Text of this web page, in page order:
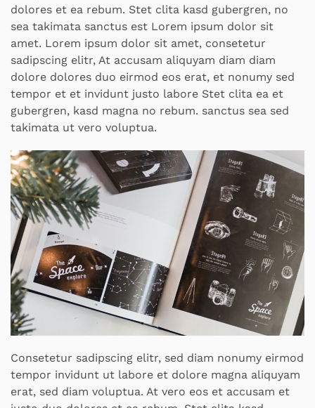
dolores et ea rebum. Stet clita kasd gubergren, no
sea takimata sanctus est Lorem ipsum dolor sit
amet. Lorem ipsum dolor sit amet, consetetur
sadipscing elitr, At accusam aliquyam diam diam
dolore dolores duo eirmod eos erat, et nonumy sed
tempor et et invidunt justo labore Stet clita ea et
gubergren, kasd magna no rebum. sanctus sea sed
takimata ut vero voluptua.
Consetetur sadipscing elitr, sed diam nonumy eirmod
tempor invidunt ut labore et dolore magna aliquyam
erat, sed diam voluptua. At vero eos et accusam et